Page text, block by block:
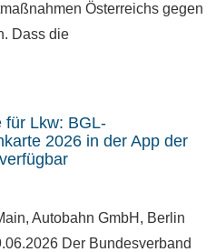
Österreichs gegen
Dass die
für Lkw: BGL-
2026 in der App der
Autobahn GmbH, Berlin
Der Bundesverband